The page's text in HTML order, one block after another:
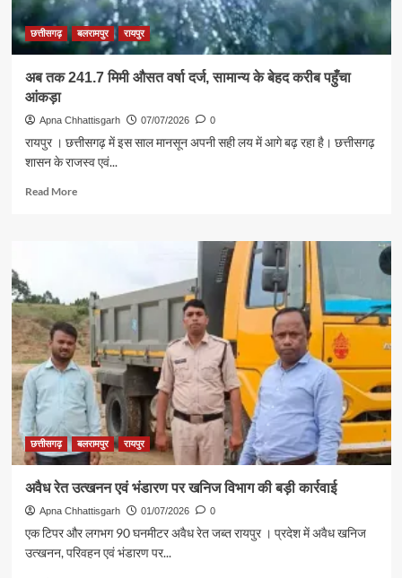
रुपये
की
विकास
परियोजनाओं
का
गया
शिलान्यास
छत्तीसगढ़ बलरामपुर रायपुर
अब तक 241.7 मिमी औसत वर्षा दर्ज, सामान्य के बेहद करीब पहुँचा
आंकड़ा
Apna Chhattisgarh 07/07/2026 0
रायपुर । छत्तीसगढ़ में इस साल मानसून अपनी सही लय में आगे बढ़ रहा है। छत्तीसगढ़
शासन के राजस्व एवं...
Read MoreRead
मिमी
औसत
वर्षा
दर्ज,
सामान्य
के
बेहद
करीब
पहुँचा
आंकड़ा
छत्तीसगढ़ बलरामपुर रायपुर
अवैध रेत उत्खनन एवं भंडारण पर खनिज विभाग की बड़ी कार्रवाई
Apna Chhattisgarh 01/07/2026 0
एक टिपर और लगभग 90 घनमीटर अवैध रेत जब्त रायपुर । प्रदेश में अवैध खनिज
उत्खनन, परिवहन एवं भंडारण पर...